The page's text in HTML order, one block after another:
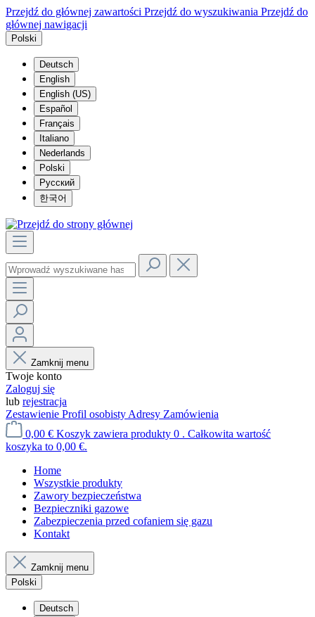
Przejdź do głównej zawartości Przejdź do wyszukiwania Przejdź do
głównej nawigacji
Polski
Deutsch
English
English (US)
Español
Français
Italiano
Nederlands
Polski
Русский
한국어
Zamknij menu
Twoje konto
Zaloguj się
lub rejestracja
Zestawienie Profil osobisty Adresy Zamówienia
0,00 € Koszyk zawiera produkty 0 . Całkowita wartość
koszyka to 0,00 €.
Home
Wszystkie produkty
Zawory bezpieczeństwa
Bezpieczniki gazowe
Zabezpieczenia przed cofaniem się gazu
Kontakt
Zamknij menu
Polski
Deutsch